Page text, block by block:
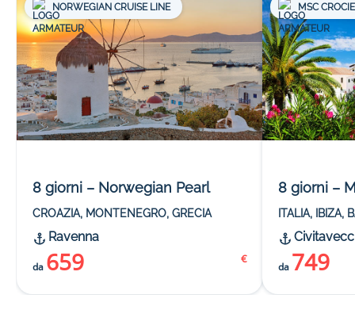
NORWEGIAN CRUISE LINE
8 giorni – Norwegian Pearl
CROAZIA, MONTENEGRO, GRECIA
Ravenna
da 659 €
MSC
8 giorni –
ITALIA, IBIZA,
da 749